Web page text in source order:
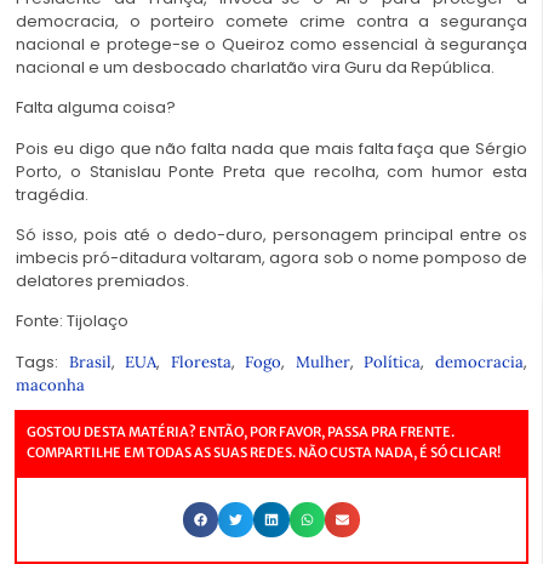
democracia, o porteiro comete crime contra a segurança
nacional e protege-se o Queiroz como essencial à segurança
nacional e um desbocado charlatão vira Guru da República.
Falta alguma coisa?
Pois eu digo que não falta nada que mais falta faça que Sérgio
Porto, o Stanislau Ponte Preta que recolha, com humor esta
tragédia.
Só isso, pois até o dedo-duro, personagem principal entre os
imbecis pró-ditadura voltaram, agora sob o nome pomposo de
delatores premiados.
Fonte: Tijolaço
Tags: Brasil,EUA, Floresta,Fogo, Mulher,Política,democracia,
maconha
GOSTOU DESTA MATÉRIA? ENTÃO, POR FAVOR, PASSA PRA FRENTE.
COMPARTILHE EM TODAS AS SUAS REDES. NÃO CUSTA NADA, É SÓ CLICAR!